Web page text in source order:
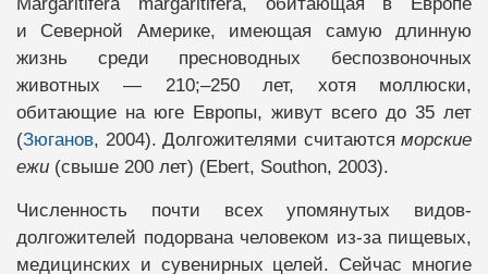
и Северной Америке, имеющая самую длинную
жизнь среди пресноводных беспозвоночных
животных — 210;–250 лет, хотя моллюски,
обитающие на юге Европы, живут всего до 35 лет
(Зюганов, 2004). Долгожителями считаются морские
ежи (свыше 200 лет) (Ebert, Southon, 2003).
Численность почти всех упомянутых видов-
долгожителей подорвана человеком из-за пищевых,
медицинских и сувенирных целей. Сейчас многие